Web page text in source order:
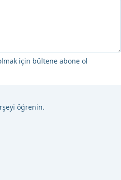
için bültene abone ol
öğrenin.